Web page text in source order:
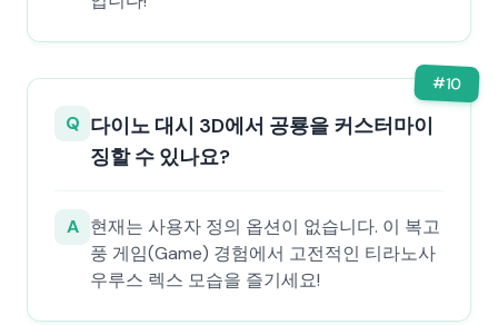
#10
Q 다이노 대시 3D에서 공룡을 커스터마이
징할 수 있나요?
A 현재는 사용자 정의 옵션이 없습니다. 이 복고
풍 게임(Game) 경험에서 고전적인 티라노사
우루스 렉스 모습을 즐기세요!